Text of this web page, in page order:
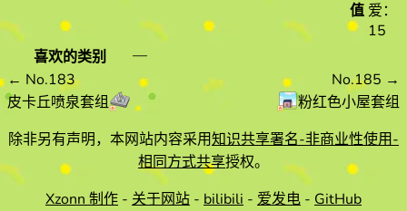
值爱：
15
喜欢的类别
—
← No.183
皮卡丘喷泉套组
No.185 →
粉红色小屋套组
除非另有声明，本网站内容采用知识共享署名-非商业性使用-
相同方式共享授权。
Xzonn 制作 - 关于网站 - bilibili - 爱发电 - GitHub